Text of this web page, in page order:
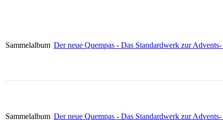
Sammelalbum Der neue Quempas - Das Standardwerk zur
Sammelalbum Der neue Quempas - Das Standardwerk zur